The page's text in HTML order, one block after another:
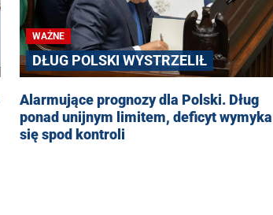
WAŻNE
DŁUG POLSKI WYSTRZELIŁ
Alarmujące prognozy dla Polski. Dług
ponad unijnym limitem, deficyt wymyka
się spod kontroli